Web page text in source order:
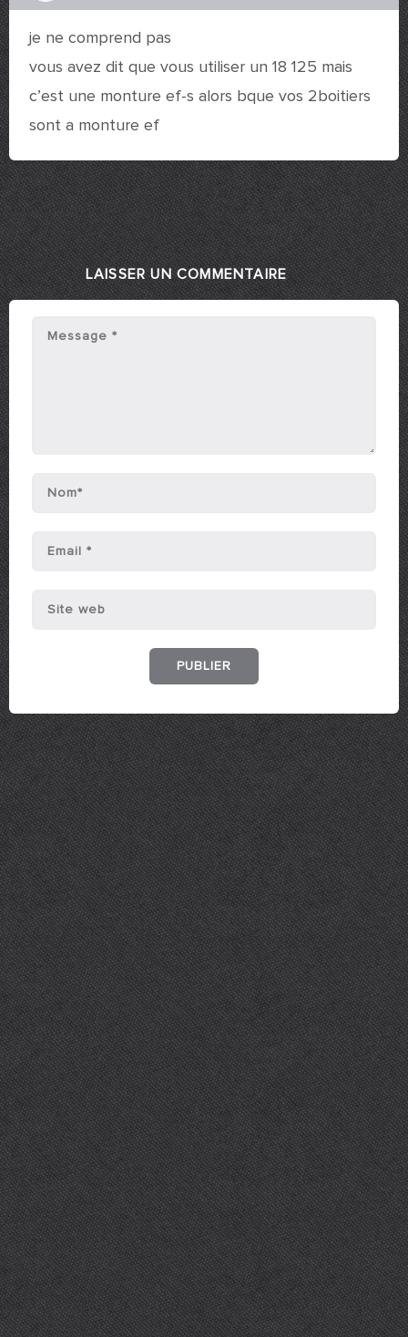
je ne comprend pas
vous avez dit que vous utiliser un 18 125 mais
c’est une monture ef-s alors bque vos 2boitiers
sont a monture ef
LAISSER UN COMMENTAIRE